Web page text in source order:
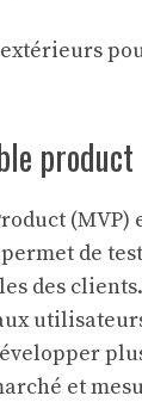
extérieurs
permet de
des
et